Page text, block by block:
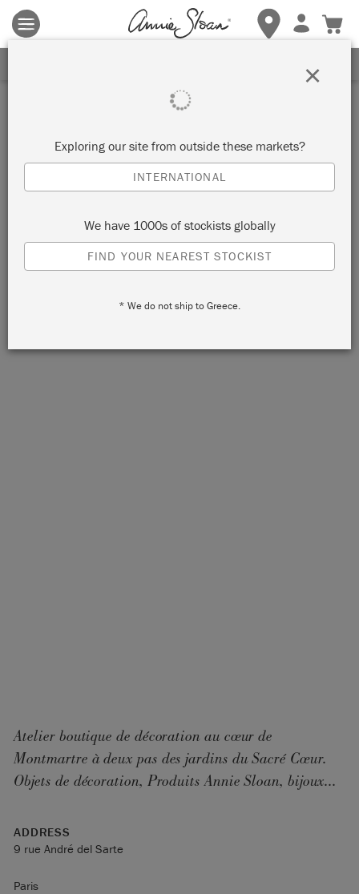
Terms & conditions apply.Tap herefor more details.
LA FÉE CASÉINE
PARIS, FRANCE
VIEW MAP RETAILER INFO
Atelier boutique de décoration au cœur de
Montmartre à deux pas des jardins du Sacré Cœur.
Objets de décoration, Produits Annie Sloan, bijoux...
ADDRESS
9 rue André del Sarte
Paris
Exploring our site from outside these markets?
INTERNATIONAL
We have 1000s of stockists globally
FIND YOUR NEAREST STOCKIST
* We do not ship to Greece.
×